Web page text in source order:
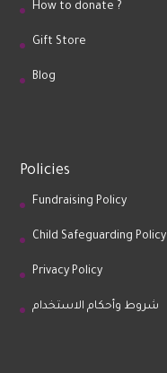
How to donate ?
Gift Store
Blog
Policies
Fundraising Policy
Child Safeguarding Policy
Privacy Policy
شروط وأحكام الاستخدام